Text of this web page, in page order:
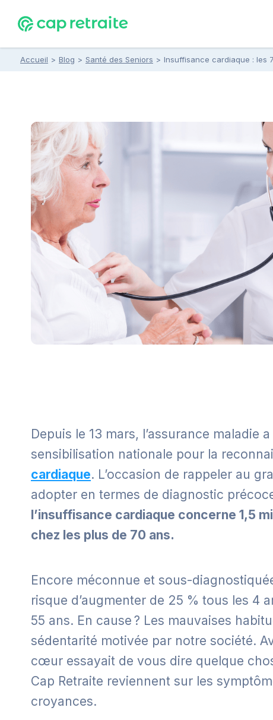
Accueil > Blog > Santé des Seniors > Insuffisance cardiaque : les
Depuis le 13 mars, l’assurance maladie
sensibilisation nationale pour la
cardiaque. L’occasion de rappeler au
adopter en termes de diagnostic
l’insuffisance cardiaque concerne 1,5
chez les plus de 70 ans.
Encore méconnue et sous-
risque d’augmenter de 25 % tous les 4
55 ans. En cause ? Les mauvaises
sédentarité motivée par notre société.
cœur essayait de vous dire quelque
Cap Retraite reviennent sur les
croyances.